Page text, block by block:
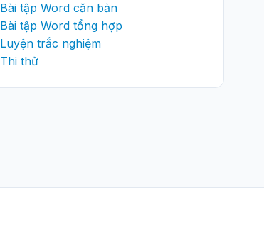
Bài tập Word căn bản
Bài tập Word tổng hợp
Luyện trắc nghiệm
Thi thử